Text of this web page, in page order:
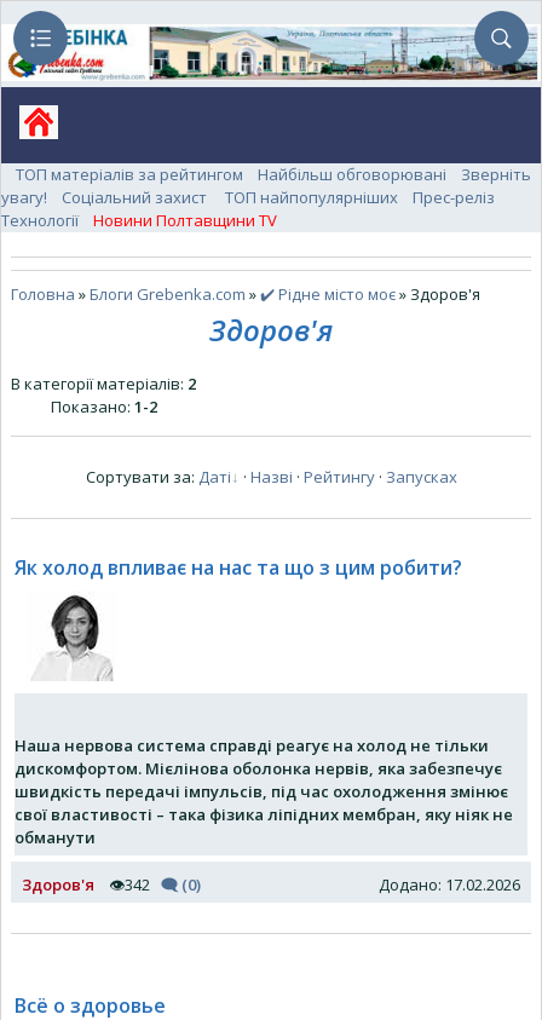
ТОП матеріалів за рейтингом Найбільш обговорювані
Зверніть
увагу!
Соціальний захист ТОП найпопулярніших
Прес-реліз
Технології
Новини Полтавщини TV
Головна »Блоги Grebenka.com »✔️ Рідне місто моє» Здоров'я
Здоров'я
В категорії матеріалів: 2
Показано: 1-2
Сортувати за: Даті · Назві · Рейтингу· Запусках
Як холод впливає на нас та що з цим робити?
Наша нервова система справді реагує на холод не тільки
дискомфортом. Мієлінова оболонка нервів, яка забезпечує
швидкість передачі імпульсів, під час охолодження змінює
свої властивості – така фізика ліпідних мембран, яку ніяк не
обманути
Додано: 17.02.2026
Здоров'я 👁342 🗨 (0)
Всё о здоровье